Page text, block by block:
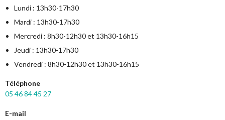
Lundi : 13h30-17h30
Mardi : 13h30-17h30
Mercredi : 8h30-12h30 et 13h30-16h15
Jeudi : 13h30-17h30
Vendredi : 8h30-12h30 et 13h30-16h15
Téléphone
05 46 84 45 27
E-mail